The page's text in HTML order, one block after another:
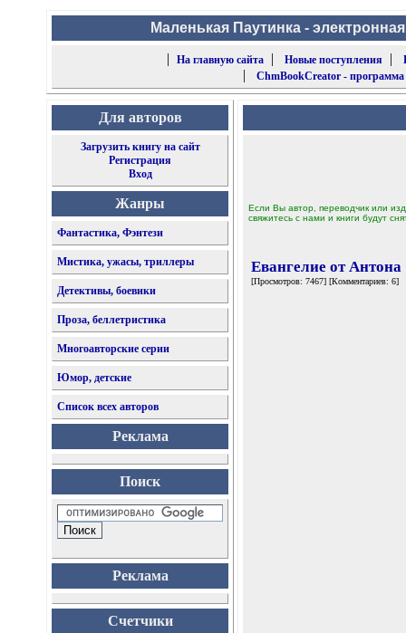
Маленькая Паутинка -
|
На главную сайта| Новые поступления |
| ChmBookCreator -
Для авторов
Загрузить книгу на сайт
Регистрация
Вход
Жанры
Фантастика, Фэнтези
Мистика, ужасы, триллеры
Детективы, боевики
Проза, беллетристика
Многоавторские серии
Юмор, детские
Список всех авторов
Реклама
Поиск
Реклама
Счетчики
Если Вы автор, переводчик или
свяжитесь с нами и книги будут
Евангелие от Антона
[Просмотров: 7467] [Комментариев: 6]